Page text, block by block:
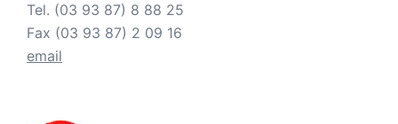
Tel. (03 93 87) 8 88 25
Fax (03 93 87) 2 09 16
email